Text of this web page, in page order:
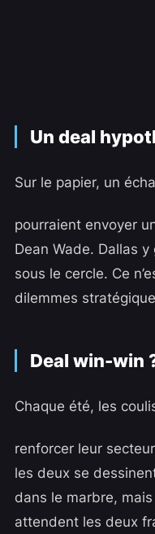
Un deal
Sur le papier, un
pourraient envoyer
Dean Wade. Dallas
sous le cercle. Ce
dilemmes
Deal win-win
Chaque été, les
renforcer leur
les deux se
dans le marbre,
attendent les deux